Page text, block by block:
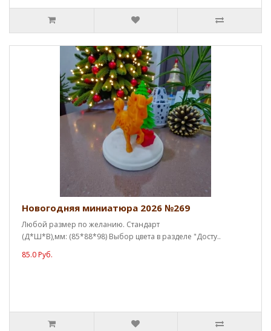
Новогодняя миниатюра 2026 №269
Любой размер по желанию. Стандарт
(Д*Ш*В),мм: (85*88*98) Выбор цвета в разделе "Досту..
85.0 Руб.